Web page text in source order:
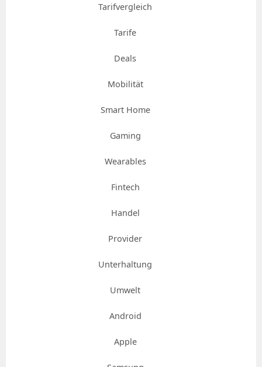
Tarifvergleich
Tarife
Deals
Mobilität
Smart Home
Gaming
Wearables
Fintech
Handel
Provider
Unterhaltung
Umwelt
Android
Apple